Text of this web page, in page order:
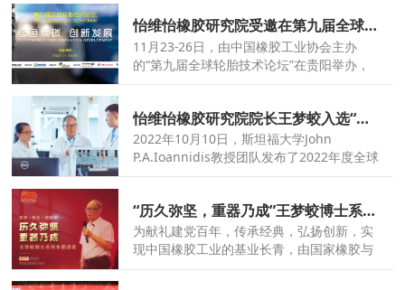
织给予奖励。由国橡中心产业链单位怡维怡
橡胶研究院、益凯新材料和赛轮集团联合开
展的合成橡胶连续液相混炼关键技术开发及
怡维怡橡胶研究院受邀在第九届全球轮胎技术论坛作主题发言
11月23-26日，由中国橡胶工业协会主办
的“第九届全球轮胎技术论坛”在贵阳举办，
和性能研究高级工程师姚冰分别代表研究院
作了《轮胎发展中的科学与技术》、《轮胎
结构设计因子对侧偏刚度的影响》的主旨发
怡维怡橡胶研究院院长王梦蛟入选“全球前2%顶尖科学家榜单”
2022年10月10日，斯坦福大学John
P.A.Ioannidis教授团队发布了2022年度全球
轮胎工程技术研究中心首席科学家、怡维怡
橡胶研究院院长王梦蛟博士入选。
“历久弥坚，重器乃成”王梦蛟博士系列专题讲座圆满开讲
为献礼建党百年，传承经典，弘扬创新，实
现中国橡胶工业的基业长青，由国家橡胶与